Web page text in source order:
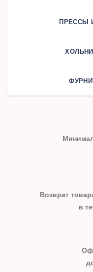
ПРЕССЫ
Возврат
в